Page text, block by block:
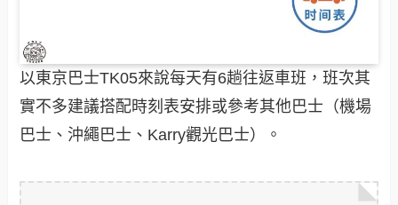
以東京巴士TK05來說每天有6趟往返車班，班次其
實不多建議搭配時刻表安排或參考其他巴士（機場
巴士、沖繩巴士、Karry觀光巴士）。